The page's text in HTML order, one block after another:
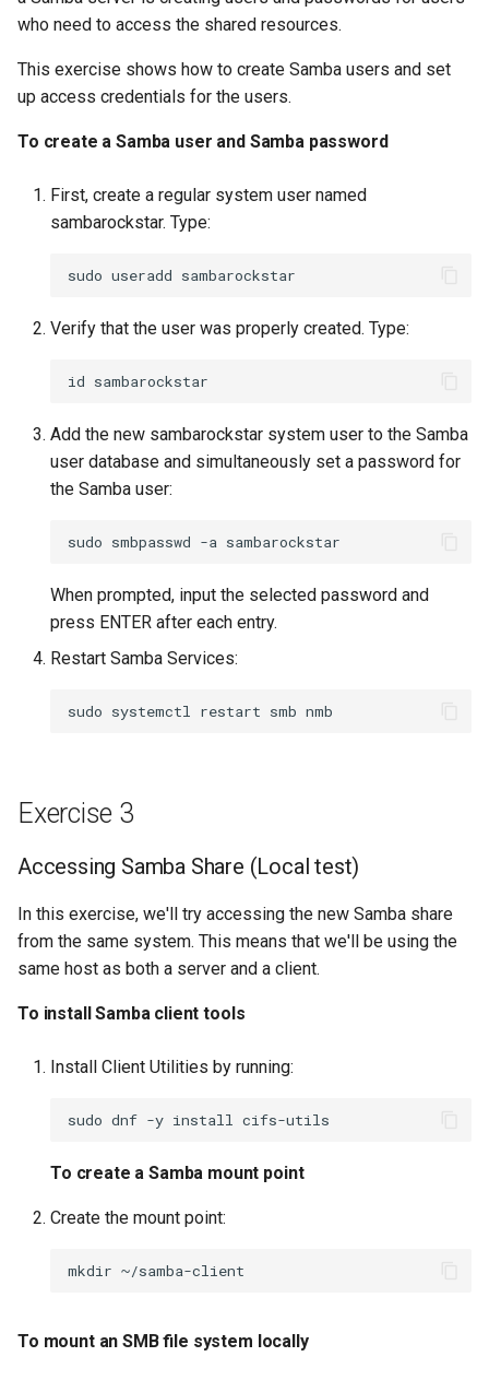
who need to access the shared resources.
This exercise shows how to create Samba users and set
up access credentials for the users.
To create a Samba user and Samba password
First, create a regular system user named
sambarockstar. Type:
sudo useradd
Verify that the user was properly created. Type:
id
Add the new sambarockstar system user to the Samba
user database and simultaneously set a password for
the Samba user:
sudo smbpasswd -a
When prompted, input the selected password and
press ENTER after each entry.
Restart Samba Services:
sudo systemctl restart smb
Exercise 3
Accessing Samba Share (Local test)
In this exercise, we'll try accessing the new Samba share
from the same system. This means that we'll be using the
same host as both a server and a client.
To install Samba client tools
Install Client Utilities by running:
sudo dnf -y install
To create a Samba mount point
Create the mount point:
mkdir
To mount an SMB file system locally